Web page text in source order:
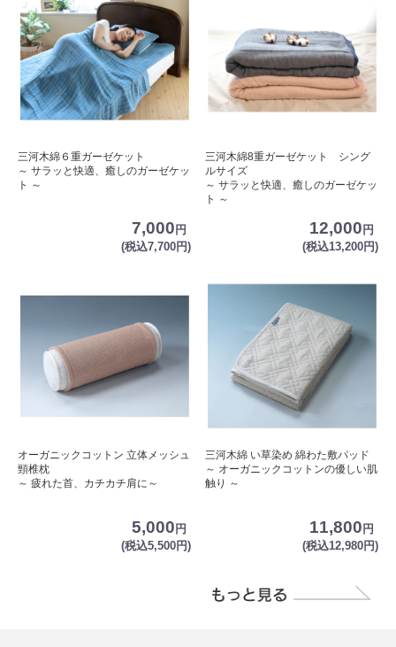
三河木綿６重ガーゼケット
～ サラッと快適、癒しのガーゼケッ
ト ～
7,000 円
(税込7,700円)
三河木綿8重ガーゼケット シング
ルサイズ
～ サラッと快適、癒しのガーゼケッ
ト ～
12,000 円
(税込13,200円)
オーガニックコットン 立体メッシュ
頸椎枕
～ 疲れた首、カチカチ肩に～
5,000円
(税込5,500円)
三河木綿 い草染め 綿わた敷パッド
～ オーガニックコットンの優しい肌
触り ～
11,800円
(税込12,980円)